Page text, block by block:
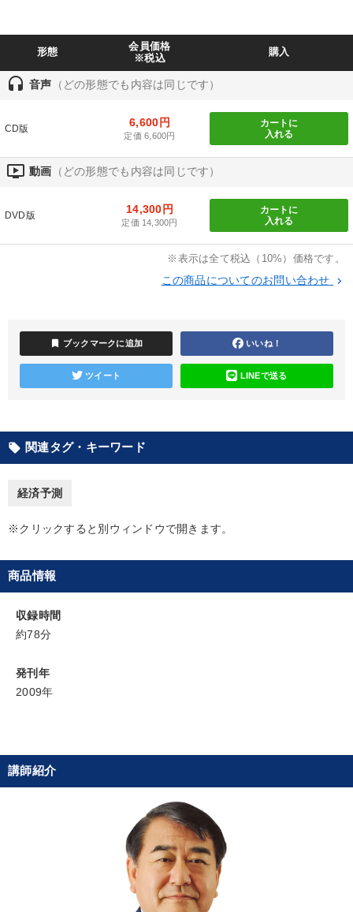
※「更新」を押すと「テーマ」「キーワード」を更新いただけます。
refresh 更新する
全国経営者セミナー収録物以外の経営教材（全761タイトル）からお探
井上和弘の財務力UP 資産戦略
【3月】音声・映像
最新刊・戦略参謀ChatGPT実戦法と中小企業のDXと講話ご案内
後継社長・アトツギ
2025年春季全国経営者セミナー収録講演ＣＤ・講演ＤＶＤ・デジ
タル版（音声／動画ストリーミング・ダウンロード）
全国経営者セミナー収録〈売れ筋・人気〉音声＆動画20選
目的別
財務・数字力の向上
業績を伸ばしたい
賃金制度
※「更新」を押すと「カテゴリー」「目的別」「キーワード」を更新いただけます。
形態
会員価格
※税込
購入
headset 音声 （どの形態でも内容は同じです）
CD版 6,600円
定価 6,600円
カートに
入れる
ondemand_video 動画 （どの形態でも内容は同じです）
DVD版 14,300円
定価 14,300円
カートに
入れる
※表示は全て税込（10%）価格です。
この商品についてのお問い合わせ keyboard_arrow_right
bookmark ブックマークに追加 いいね！
ツイート LINEで送る
local_offer 関連タグ・キーワード
経済予測
※クリックすると別ウィンドウで開きます。
商品情報
収録時間
約78分
発刊年
2009年
講師紹介